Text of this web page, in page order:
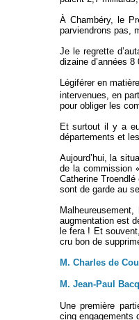
À Chambéry, le
parviendrons pas,
Je le regrette
dizaine d’années
Légiférer en
intervenues, en
pour obliger les
Et surtout il y a
départements et
Aujourd’hui, la
de la commission
Catherine
sont de garde au
augmentation est
le fera ! Et
cru bon de
M. Charles de
M. Jean-Paul
Une première
cinq engagements